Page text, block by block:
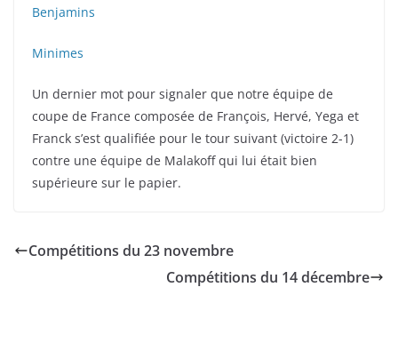
Benjamins
Minimes
Un dernier mot pour signaler que notre équipe de
coupe de France composée de François, Hervé, Yega et
Franck s’est qualifiée pour le tour suivant (victoire 2-1)
contre une équipe de Malakoff qui lui était bien
supérieure sur le papier.
Compétitions du 23 novembre
Compétitions du 14 décembre